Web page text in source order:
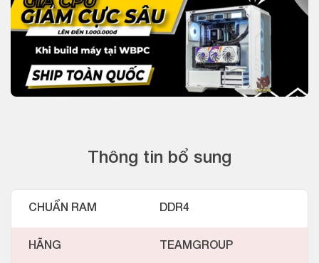
Thông tin bổ sung
CHUẨN RAM DDR4
HÃNG TEAMGROUP